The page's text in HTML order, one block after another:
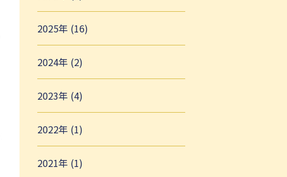
2025年 (16)
2024年 (2)
2023年 (4)
2022年 (1)
2021年 (1)